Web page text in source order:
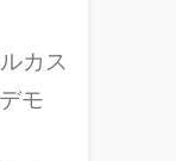
カス
モ